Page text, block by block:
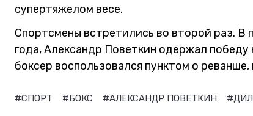
супертяжелом весе.
Спортсмены встретились во второй раз.
года, Александр Поветкин одержал
боксер воспользовался пунктом о
#СПОРТ #БОКС #АЛЕКСАНДР ПОВЕТКИН